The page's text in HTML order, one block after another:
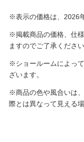
※表示の価格は、2026
※掲載商品の価格、仕
ますのでご了承ください
※ショールームによっ
ざいます。
※商品の色や風合いは
際とは異なって見える